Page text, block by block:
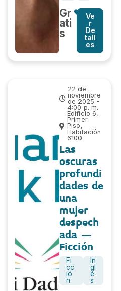
Gr
ati
s
Ve
r
De
tall
es
22 de
noviembre
de 2025 -
4:00 p. m.
Edificio 6,
Primer
Piso,
Habitación
6100
Las
oscuras
profundi
dades de
una
mujer
despech
ada –
Ficción
Fi
cc
ió
n
In
gl
é
s